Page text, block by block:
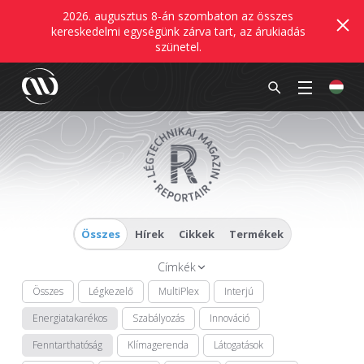
2026. augusztus 8-án szombaton az összes
kereskedelmi egységünk zárva tart, az árukiadás
szünetel.
Összes Hírek Cikkek Termékek
Címkék
Összes Légkezelő MultiPlex
Interjú
Energiatakarékos
Szabályozás
Innováció
Fenntarthatóság
Klímagerenda
Látogatások